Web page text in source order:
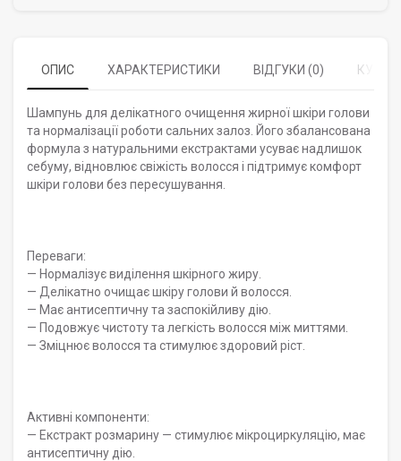
ОПИС ХАРАКТЕРИСТИКИ ВІДГУКИ (0)
Шампунь для делікатного очищення жирної шкіри голови
та нормалізації роботи сальних залоз. Його збалансована
формула з натуральними екстрактами усуває надлишок
себуму, відновлює свіжість волосся і підтримує комфорт
шкіри голови без пересушування.
Переваги:
— Нормалізує виділення шкірного жиру.
— Делікатно очищає шкіру голови й волосся.
— Має антисептичну та заспокійливу дію.
— Подовжує чистоту та легкість волосся між миттями.
— Зміцнює волосся та стимулює здоровий ріст.
Активні компоненти:
— Екстракт розмарину — стимулює мікроциркуляцію, має
антисептичну дію.